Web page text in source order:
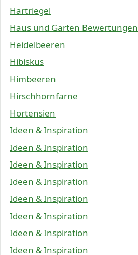
Hartriegel
Haus und Garten Bewertungen
Heidelbeeren
Hibiskus
Himbeeren
Hirschhornfarne
Hortensien
Ideen & Inspiration
Ideen & Inspiration
Ideen & Inspiration
Ideen & Inspiration
Ideen & Inspiration
Ideen & Inspiration
Ideen & Inspiration
Ideen & Inspiration